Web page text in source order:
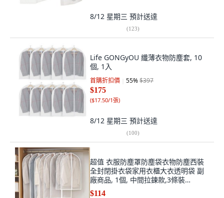
8/12 星期三 預計送達
(123)
Life GONGyOU 纖薄衣物防塵套, 10
個, 1入
首購折扣價 55%$397
$175
($17.50/1張)
8/12 星期三 預計送達
(100)
超值 衣服防塵罩防塵袋衣物防塵西裝
全封閉掛衣袋家用衣櫃大衣透明袋 副
廠商品, 1個, 中間拉鍊款,3條裝
60*80cm
$114